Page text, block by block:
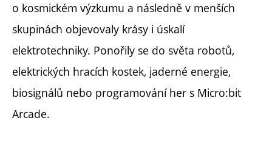
o kosmickém výzkumu a následně v menších
skupinách objevovaly krásy i úskalí
elektrotechniky. Ponořily se do světa robotů,
elektrických hracích kostek, jaderné energie,
biosignálů nebo programování her s Micro:bit
Arcade.